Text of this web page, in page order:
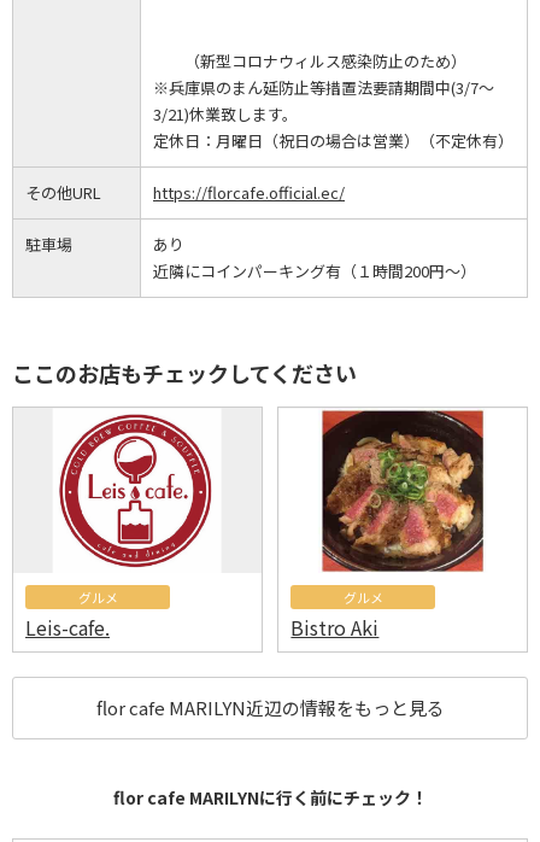
（新型コロナウィルス感染防止のため）
※兵庫県のまん延防止等措置法要請期間中(3/7～
3/21)休業致します。
定休日： 月曜日（祝日の場合は営業）（不定休有）
その他URL https://florcafe.official.ec/
駐車場
あり
近隣にコインパーキング有（１時間200円～）
ここのお店もチェックしてください
グルメ
Leis-cafe.
グルメ
Bistro Aki
flor cafe MARILYN近辺の情報をもっと見る
flor cafe MARILYNに行く前にチェック！